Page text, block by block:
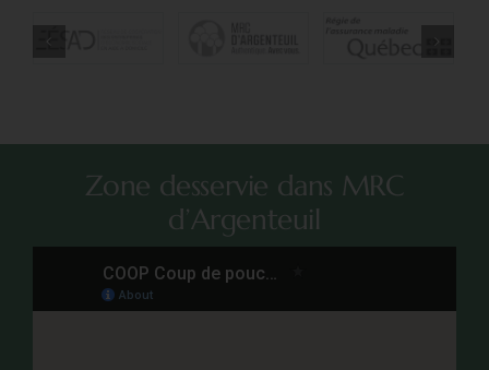
Zone desservie dans MRC
d’Argenteuil